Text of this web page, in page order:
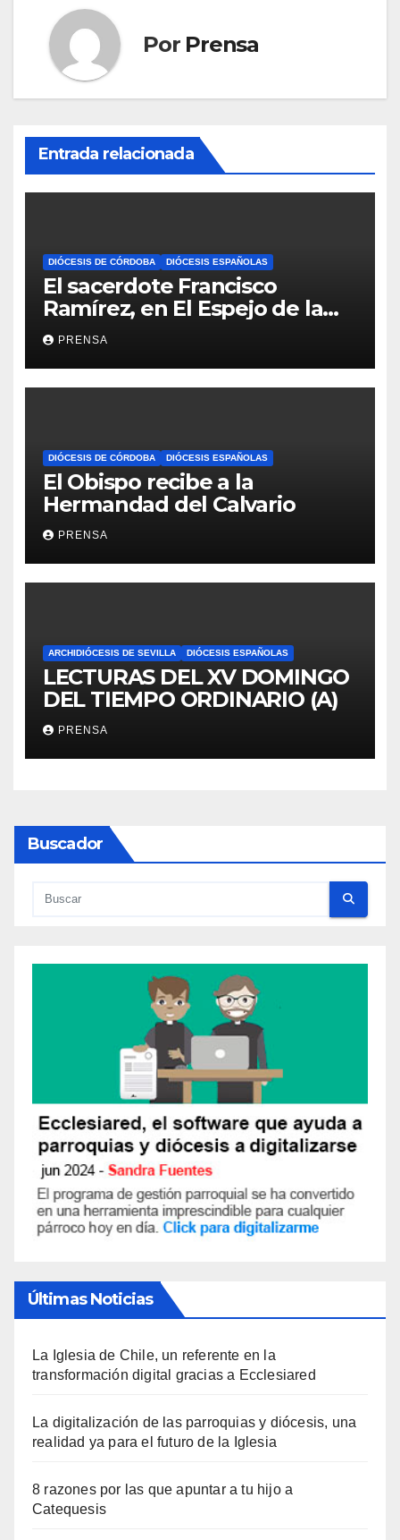
Por Prensa
Entrada relacionada
DIÓCESIS DE CÓRDOBA DIÓCESIS ESPAÑOLAS
El sacerdote Francisco
Ramírez, en El Espejo de la
Iglesia
PRENSA
DIÓCESIS DE CÓRDOBA DIÓCESIS ESPAÑOLAS
El Obispo recibe a la
Hermandad del Calvario
PRENSA
ARCHIDIÓCESIS DE SEVILLA DIÓCESIS ESPAÑOLAS
LECTURAS DEL XV DOMINGO
DEL TIEMPO ORDINARIO (A)
PRENSA
Buscador
Últimas Noticias
La Iglesia de Chile, un referente en la
transformación digital gracias a Ecclesiared
La digitalización de las parroquias y diócesis, una
realidad ya para el futuro de la Iglesia
8 razones por las que apuntar a tu hijo a
Catequesis